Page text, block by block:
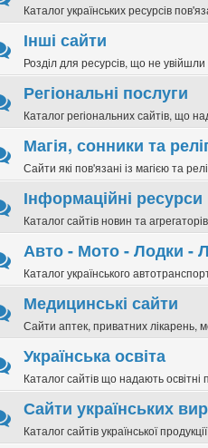
Каталог українських ресурсів
Інші сайти
Розділ для ресурсів, що не увійшли
Регіональні послуги
Каталог регіональних сайтів, що
Магія, сонники та
Сайти які пов'язані із магією та
Інформаційні ресурси
Каталог сайтів новин та
Авто - Мото - Лодки -
Каталог українського
Медицинські сайти
Сайти аптек, приватних лікарень,
Українська освіта
Каталог сайтів що надають
Сайти українських
Каталог сайтів української